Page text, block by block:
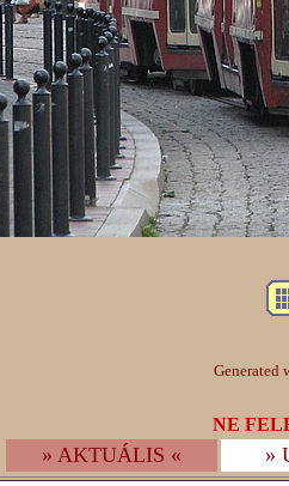
Generated
NE
» AKTUÁLIS « »